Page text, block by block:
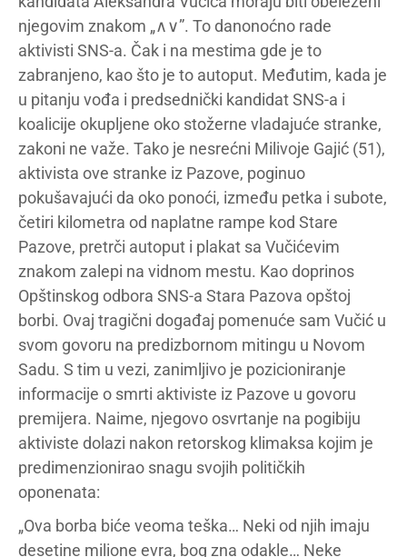
njegovim znakom „∧∨”. To danonoćno rade
aktivisti SNS-a. Čak i na mestima gde je to
zabranjeno, kao što je to autoput. Međutim, kada je
u pitanju vođa i predsednički kandidat SNS-a i
koalicije okupljene oko stožerne vladajuće stranke,
zakoni ne važe. Tako je nesrećni Milivoje Gajić (51),
aktivista ove stranke iz Pazove, poginuo
pokušavajući da oko ponoći, između petka i subote,
četiri kilometra od naplatne rampe kod Stare
Pazove, pretrči autoput i plakat sa Vučićevim
znakom zalepi na vidnom mestu. Kao doprinos
Opštinskog odbora SNS-a Stara Pazova opštoj
borbi. Ovaj tragični događaj pomenuće sam Vučić u
svom govoru na predizbornom mitingu u Novom
Sadu. S tim u vezi, zanimljivo je pozicioniranje
informacije o smrti aktiviste iz Pazove u govoru
premijera. Naime, njegovo osvrtanje na pogibiju
aktiviste dolazi nakon retorskog klimaksa kojim je
predimenzionirao snagu svojih političkih
oponenata:
„Ova borba biće veoma teška… Neki od njih imaju
desetine milione evra, bog zna odakle… Neke